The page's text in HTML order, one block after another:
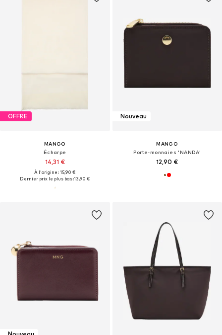
OFFRE
MANGO
Écharpe
14,31 €
À l'origine : 15,90 €
Dernier prix le plus bas :13,90 €
Nouveau
MANGO
Porte-monnaies 'NANDA'
12,90 €